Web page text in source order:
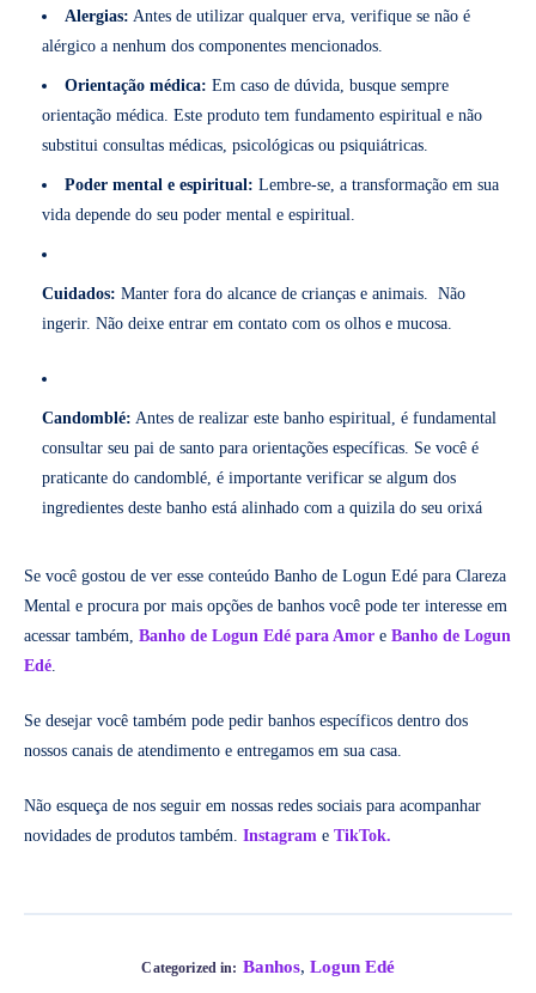
Alergias: Antes de utilizar qualquer erva, verifique se não é
alérgico a nenhum dos componentes mencionados.
Orientação médica: Em caso de dúvida, busque sempre
orientação médica. Este produto tem fundamento espiritual e não
substitui consultas médicas, psicológicas ou psiquiátricas.
Poder mental e espiritual: Lembre-se, a transformação em sua
vida depende do seu poder mental e espiritual.
Cuidados: Manter fora do alcance de crianças e animais. Não
ingerir. Não deixe entrar em contato com os olhos e mucosa.
Candomblé: Antes de realizar este banho espiritual, é fundamental
consultar seu pai de santo para orientações específicas. Se você é
praticante do candomblé, é importante verificar se algum dos
ingredientes deste banho está alinhado com a quizila do seu orixá
Se você gostou de ver esse conteúdo Banho de Logun Edé para Clareza
Mental e procura por mais opções de banhos você pode ter interesse em
acessar também, Banho de Logun Edé para Amor e Banho de Logun
Edé.
Se desejar você também pode pedir banhos específicos dentro dos
nossos canais de atendimento e entregamos em sua casa.
Não esqueça de nos seguir em nossas redes sociais para acompanhar
novidades de produtos também. Instagram e TikTok.
Categorized in: Banhos, Logun Edé